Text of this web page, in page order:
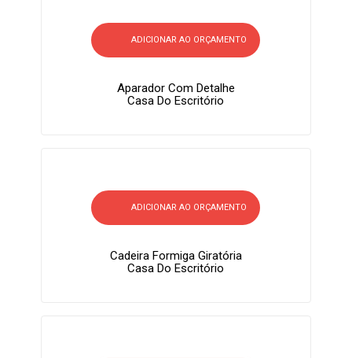
ADICIONAR AO ORÇAMENTO
Aparador Com Detalhe
Casa Do Escritório
ADICIONAR AO ORÇAMENTO
Cadeira Formiga Giratória
Casa Do Escritório